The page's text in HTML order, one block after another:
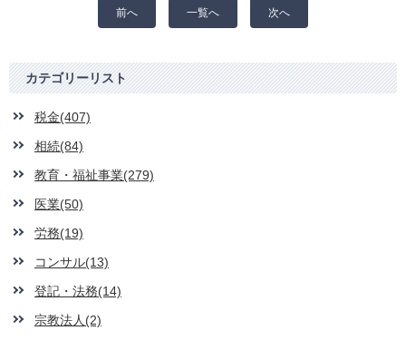
前へ 一覧へ 次へ
カテゴリーリスト
税金(407)
相続(84)
教育・福祉事業(279)
医業(50)
労務(19)
コンサル(13)
登記・法務(14)
宗教法人(2)